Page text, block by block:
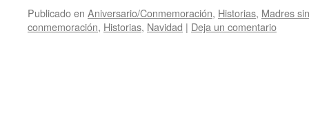
Publicado en Aniversario/Conmemoración, Historias, Madres
conmemoración, Historias, Navidad | Deja un comentario